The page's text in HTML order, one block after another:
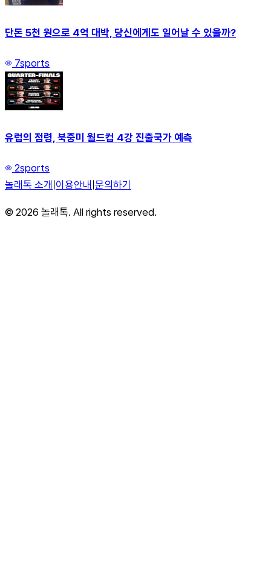
단돈 5천 원으로 4억 대박, 당신에게도 일어날 수 있을까?
7sports
유럽의 점령, 북중미 월드컵 4강 진출국가 예측
2sports
놀래톡 소개 이용안내 문의하기
© 2026 놀래톡. All rights reserved.